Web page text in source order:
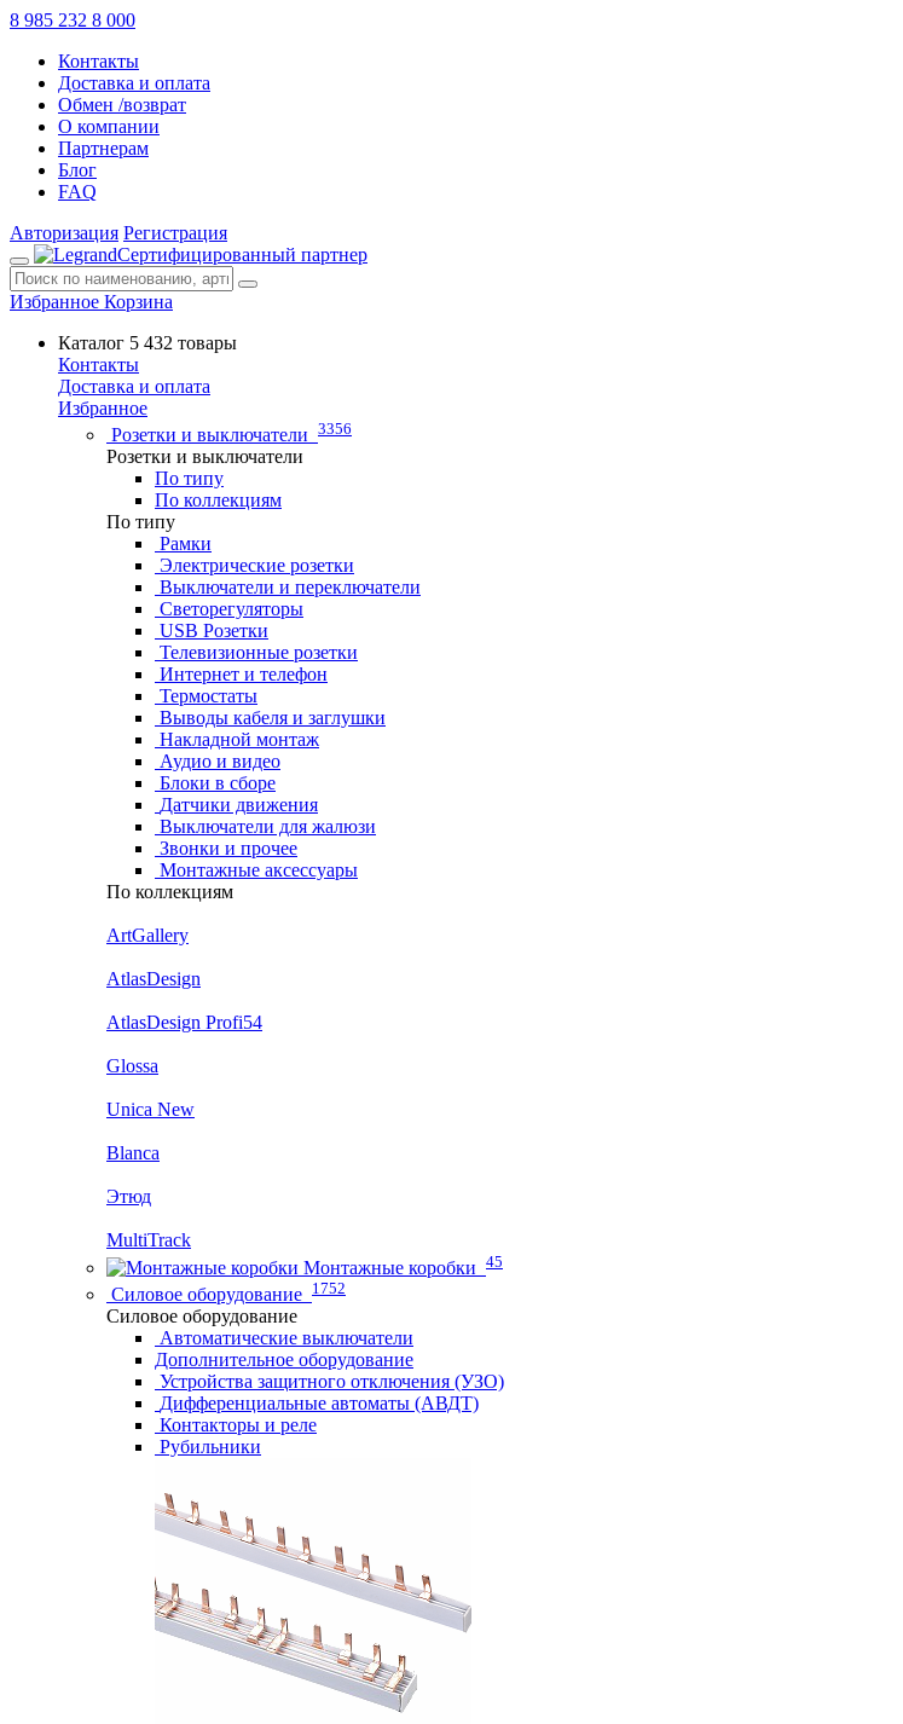
8 985 232 8 000
Контакты
Доставка и оплата
Обмен /возврат
О компании
Партнерам
Блог
FAQ
Авторизация Регистрация
Сертифицированный партнер
Избранное Корзина
Каталог 5 432 товары
Контакты
Доставка и оплата
Избранное
Розетки и выключатели 3356
Розетки и выключатели
По типу
По коллекциям
По типу
Рамки
Электрические розетки
Выключатели и переключатели
Светорегуляторы
USB Розетки
Телевизионные розетки
Интернет и телефон
Термостаты
Выводы кабеля и заглушки
Накладной монтаж
Аудио и видео
Блоки в сборе
Датчики движения
Выключатели для жалюзи
Звонки и прочее
Монтажные аксессуары
По коллекциям
ArtGallery
AtlasDesign
AtlasDesign Profi54
Glossa
Unica New
Blanca
Этюд
MultiTrack
Монтажные коробки 45
Силовое оборудование 1752
Силовое оборудование
Автоматические выключатели
Дополнительное оборудование
Устройства защитного отключения (УЗО)
Дифференциальные автоматы (АВДТ)
Контакторы и реле
Рубильники